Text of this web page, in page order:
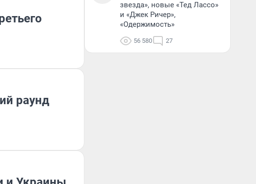
раунд
звезда», новые «Тед Лассо»
и «Джек Ричер»,
«Одержимость»
56 580 27